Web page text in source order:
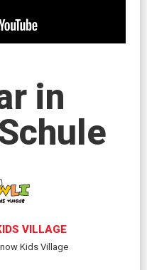
in
VILLAGE
Kids Village